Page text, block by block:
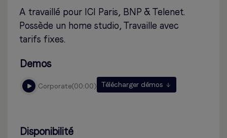
A travaillé pour ICI Paris, BNP & Telenet.
Possède un home studio, Travaille avec
tarifs fixes.
Demos
corporate 00:00 Télécharger démos
Disponibilité